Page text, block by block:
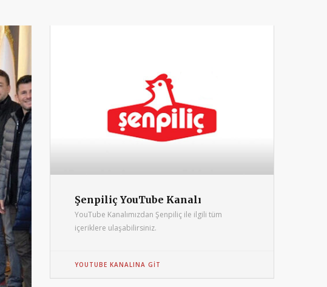
Şenpiliç YouTube Kanalı
YouTube Kanalımızdan Şenpiliç ile ilgili tüm
içeriklere ulaşabilirsiniz.
YOUTUBE KANALINA GIT